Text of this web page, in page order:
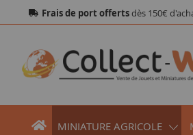
Frais de port offertsdès 150€
MINIATURE AGRICOLE